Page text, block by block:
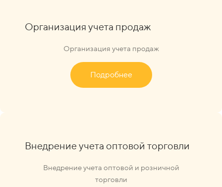
Организация учета продаж
Организация учета продаж
Подробнее
Внедрение учета оптовой торговли
Внедрение учета оптовой и розничной
торговли